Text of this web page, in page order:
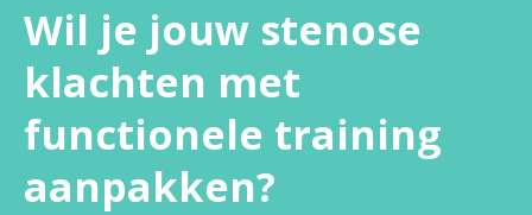
Wil je jouw stenose
klachten met
functionele training
aanpakken?